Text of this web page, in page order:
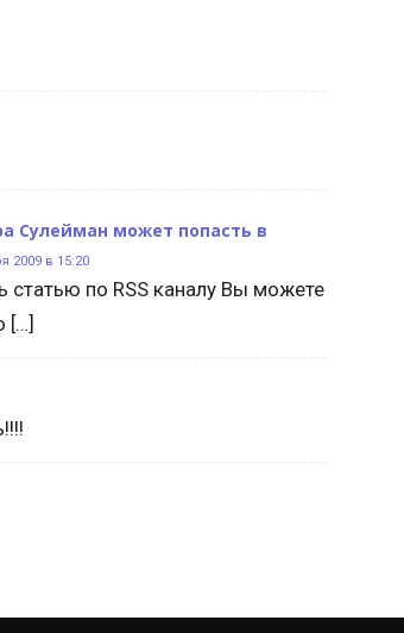
Сулейман может попасть в
2009 в 15:20
статью по RSS каналу Вы можете
[…]